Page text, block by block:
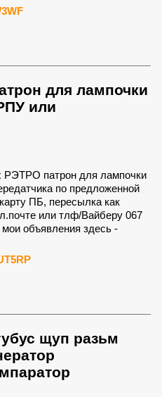
для лампочки
или
РЭТРО патрон для лампочки
по предложенной
ПБ, пересылка как
или тлф/Вайберу 067
объявления здесь -
щуп разьм